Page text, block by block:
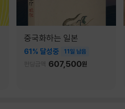
중국화하는 일본
61% 달성중 11일 남음
펀딩금액 607,500원